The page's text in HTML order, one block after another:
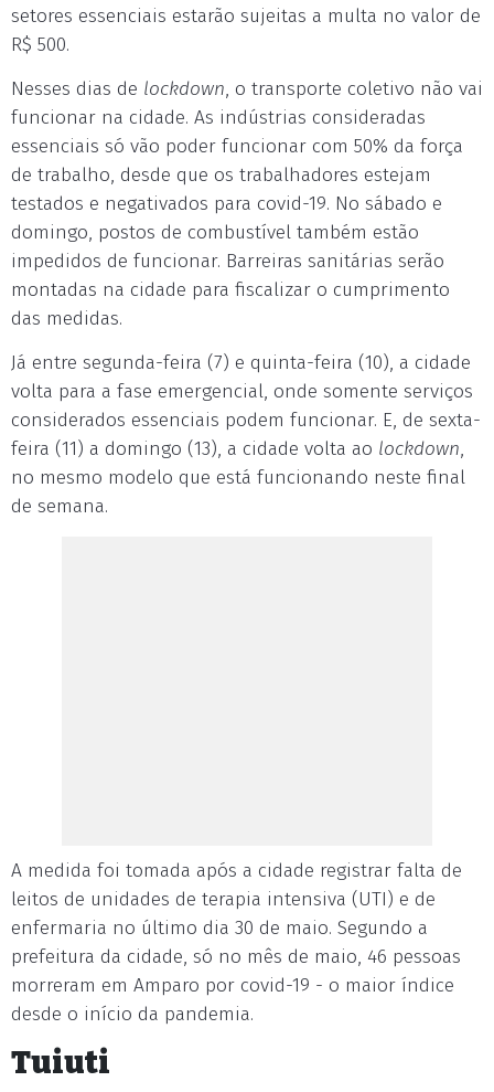
setores essenciais estarão sujeitas a multa no valor de
R$ 500.
Nesses dias de lockdown, o transporte coletivo não vai
funcionar na cidade. As indústrias consideradas
essenciais só vão poder funcionar com 50% da força
de trabalho, desde que os trabalhadores estejam
testados e negativados para covid-19. No sábado e
domingo, postos de combustível também estão
impedidos de funcionar. Barreiras sanitárias serão
montadas na cidade para fiscalizar o cumprimento
das medidas.
Já entre segunda-feira (7) e quinta-feira (10), a cidade
volta para a fase emergencial, onde somente serviços
considerados essenciais podem funcionar. E, de sexta-
feira (11) a domingo (13), a cidade volta ao lockdown,
no mesmo modelo que está funcionando neste final
de semana.
A medida foi tomada após a cidade registrar falta de
leitos de unidades de terapia intensiva (UTI) e de
enfermaria no último dia 30 de maio. Segundo a
prefeitura da cidade, só no mês de maio, 46 pessoas
morreram em Amparo por covid-19 - o maior índice
desde o início da pandemia.
Tuiuti